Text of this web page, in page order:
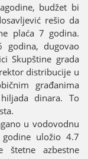
budžet bi
rešio da
plaća 7 godina.
godina, dugovao
Skupštine grada
distribuciјe u
građanima
dinara. To
u vodovodnu
godine uložio 4.7
azbestne